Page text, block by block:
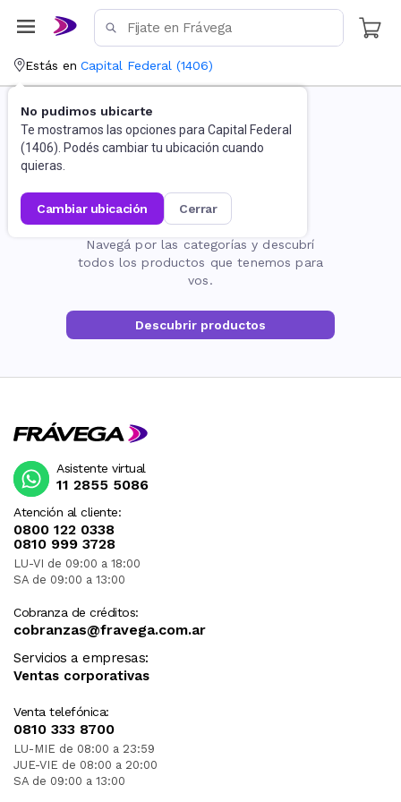
Estás en Capital Federal (1406)
No pudimos ubicarte
Te mostramos las opciones para Capital Federal
(1406). Podés cambiar tu ubicación cuando
quieras.
cambiar ubicación cerrar
La página no existe
Navegá por las categorías y descubrí
todos los productos que tenemos para
vos.
Descubrir productos
Atención al cliente:
0800 122 0338
0810 999 3728
LU-VI de 09:00 a 18:00
SA de 09:00 a 13:00
Cobranza de créditos:
cobranzas@fravega.com.ar
Servicios a empresas:
Ventas corporativas
Venta telefónica:
0810 333 8700
LU-MIE de 08:00 a 23:59
JUE-VIE de 08:00 a 20:00
SA de 09:00 a 13:00
Asistente virtual
11 2855 5086